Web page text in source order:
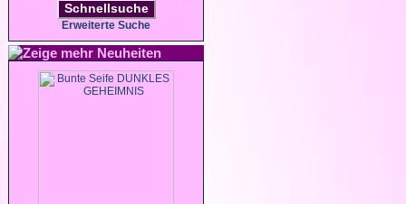
Schnellsuche
Erweiterte Suche
Neuheiten